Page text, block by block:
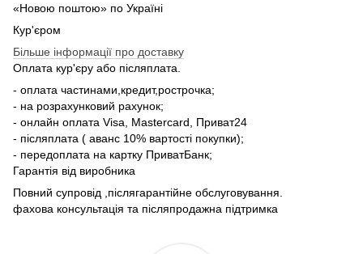
«Новою поштою» по Україні
Кур'єром
Більше інформації про доставку
Оплата кур'єру або післяплата.
- оплата частинами,кредит,рострочка;
- на розрахунковий рахунок;
- онлайн оплата Visa, Mastercard, Приват24
- післяплата ( аванс 10% вартості покупки);
- передоплата на картку ПриватБанк;
Гарантія від виробника
Повний супровід ,післягарантійне обслуговування.
фахова консультація та післяпродажна підтримка